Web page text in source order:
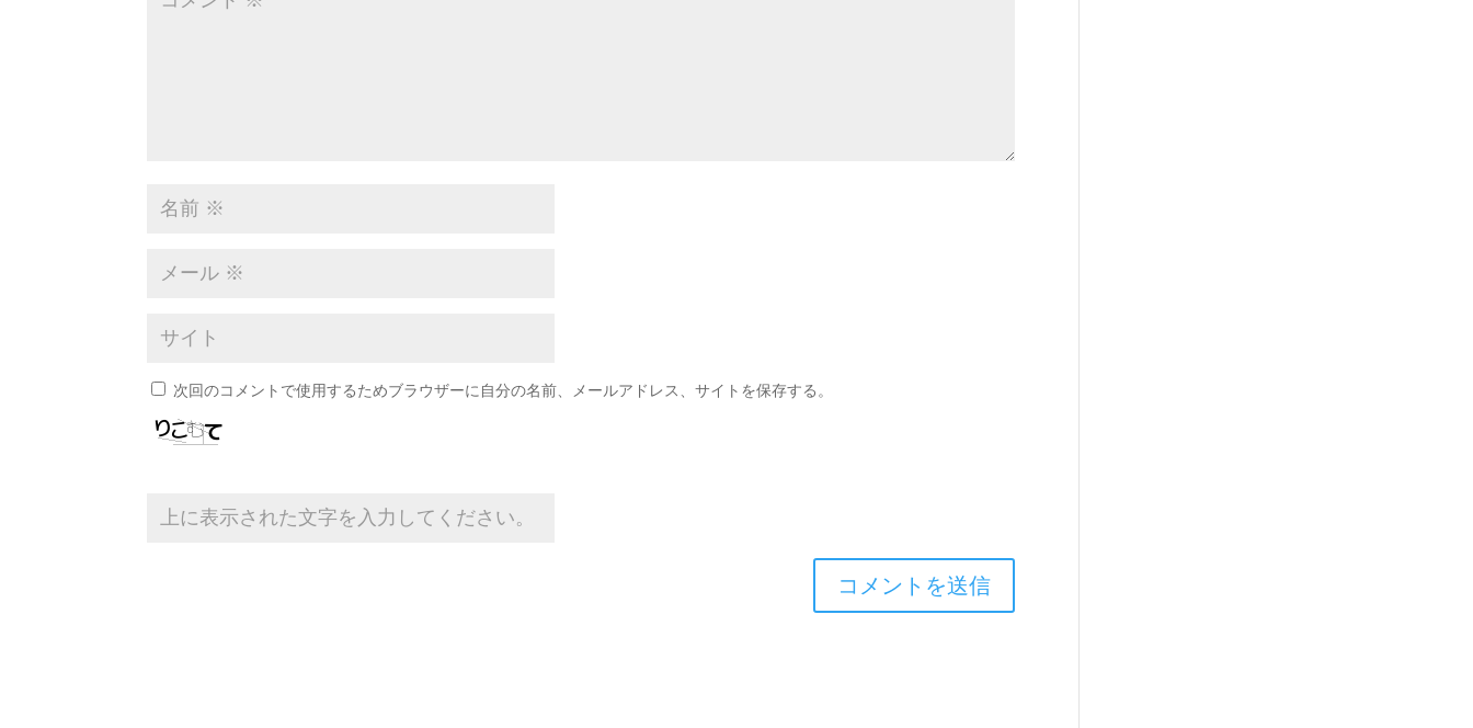
次回のコメントで使用するためブラウザーに自分の名前、メールアドレス、サイトを保存する。